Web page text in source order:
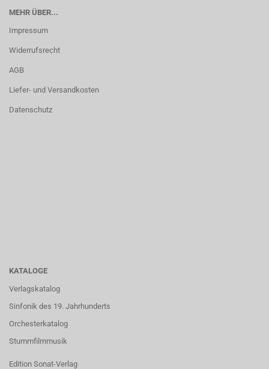
MEHR ÜBER...
Impressum
Widerrufsrecht
AGB
Liefer- und Versandkosten
Datenschutz
KATALOGE
Verlagskatalog
Sinfonik des 19. Jahrhunderts
Orchesterkatalog
Stummfilmmusik
Edition Sonat-Verlag